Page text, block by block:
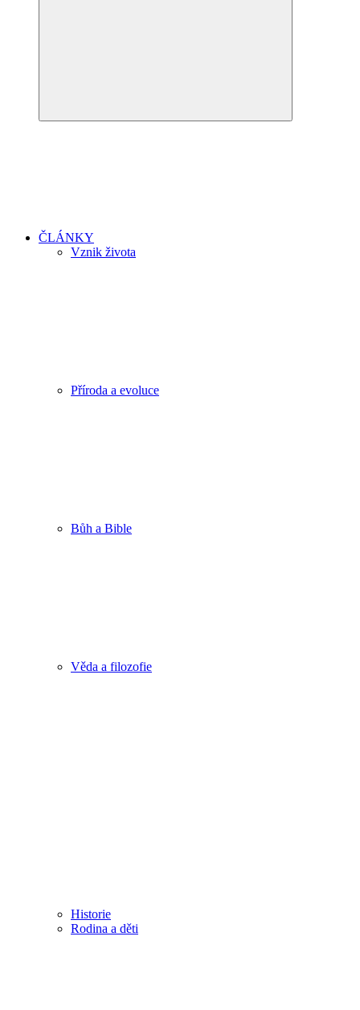
ČLÁNKY
Vznik života
Příroda a evoluce
Bůh a Bible
Věda a filozofie
Historie
Rodina a děti